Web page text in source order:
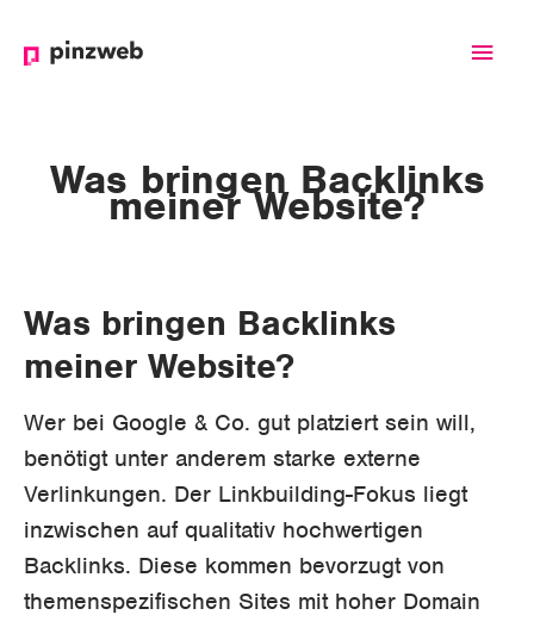
Was bringen Backlinks
meiner Website?
Was bringen Backlinks
meiner Website?
Wer bei Google & Co. gut platziert sein will,
benötigt unter anderem starke externe
Verlinkungen. Der Linkbuilding-Fokus liegt
inzwischen auf qualitativ hochwertigen
Backlinks. Diese kommen bevorzugt von
themenspezifischen Sites mit hoher Domain